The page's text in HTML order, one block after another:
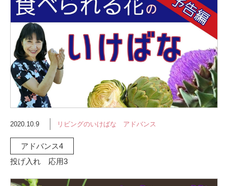
2020.10.9 リビングのいけばな アドバンス
アドバンス4
投げ入れ 応用3